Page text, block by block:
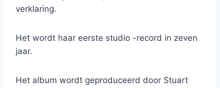
verklaring.
Het wordt haar eerste studio -record in zeven
jaar.
Het album wordt geproduceerd door Stuart